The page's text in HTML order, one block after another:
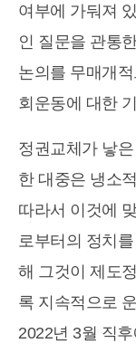
여부에 가둬져
인 질문을 관통
논의를 무매개
회운동에 대한
정권교체가 낳
한 대중은 냉소
따라서 이것에
로부터의 정치
해 그것이 제도
록 지속적으로
2022년 3월 직